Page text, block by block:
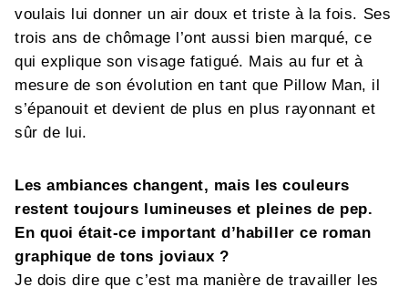
voulais lui donner un air doux et triste à la fois. Ses
trois ans de chômage l’ont aussi bien marqué, ce
qui explique son visage fatigué. Mais au fur et à
mesure de son évolution en tant que Pillow Man, il
s’épanouit et devient de plus en plus rayonnant et
sûr de lui.
Les ambiances changent, mais les couleurs
restent toujours lumineuses et pleines de pep.
En quoi était-ce important d’habiller ce roman
graphique de tons joviaux ?
Je dois dire que c’est ma manière de travailler les